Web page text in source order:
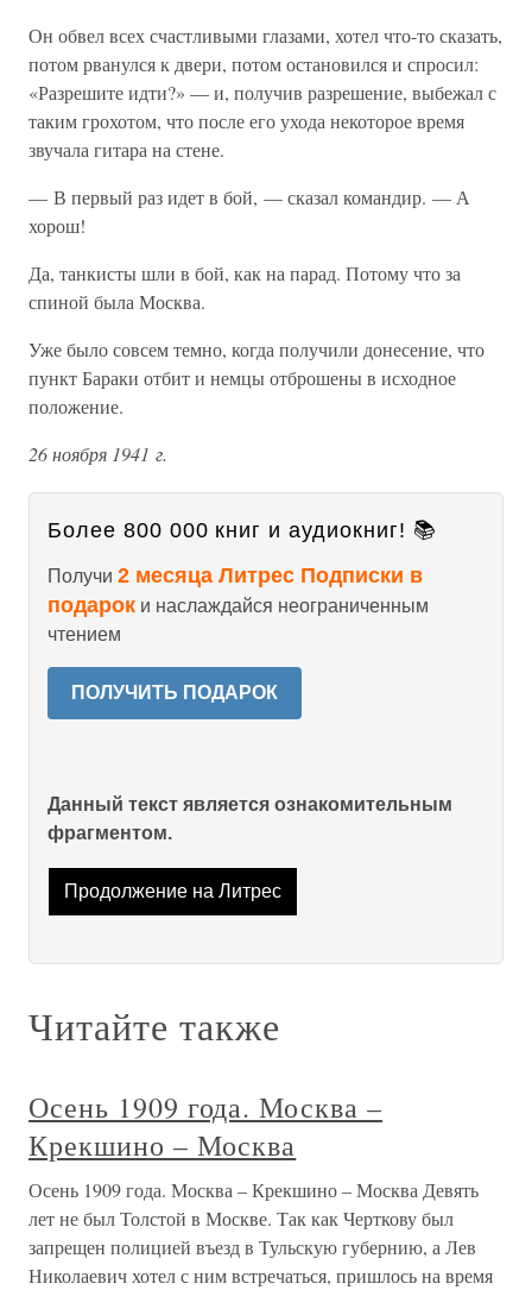
Он обвел всех счастливыми глазами, хотел что-то сказать,
потом рванулся к двери, потом остановился и спросил:
«Разрешите идти?» — и, получив разрешение, выбежал с
таким грохотом, что после его ухода некоторое время
звучала гитара на стене.
— В первый раз идет в бой, — сказал командир. — А
хорош!
Да, танкисты шли в бой, как на парад. Потому что за
спиной была Москва.
Уже было совсем темно, когда получили донесение, что
пункт Бараки отбит и немцы отброшены в исходное
положение.
26 ноября 1941 г.
Более 800 000 книг и аудиокниг! 📚
Получи 2 месяца Литрес Подписки в
подарок и наслаждайся неограниченным
чтением
ПОЛУЧИТЬ ПОДАРОК
Данный текст является ознакомительным
фрагментом.
Продолжение на Литрес
Читайте также
Осень 1909 года. Москва –
Крекшино – Москва
Осень 1909 года. Москва – Крекшино – Москва Девять
лет не был Толстой в Москве. Так как Черткову был
запрещен полицией въезд в Тульскую губернию, а Лев
Николаевич хотел с ним встречаться, пришлось на время